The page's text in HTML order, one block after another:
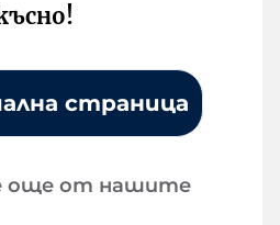
страница
още от нашите